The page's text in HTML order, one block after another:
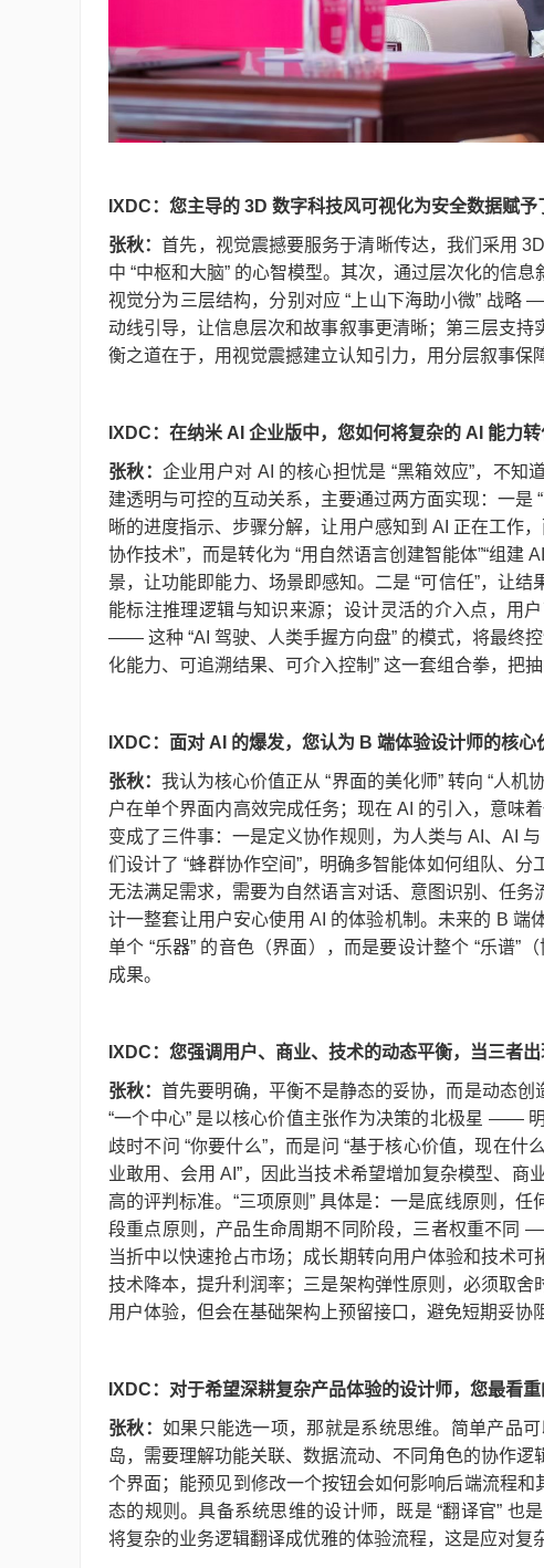
IXDC：您主导的 3D 数字科技风可视化为安全数据赋
张秋：首先，视觉震撼要服务于清晰传达，我们采用
中 “中枢和大脑” 的心智模型。其次，通过层次化的信
视觉分为三层结构，分别对应 “上山下海助小微” 战
动线引导，让信息层次和故事叙事更清晰；第三层支
衡之道在于，用视觉震撼建立认知引力，用分层叙事保
IXDC：在纳米 AI 企业版中，您如何将复杂的 AI 能力
张秋： 企业用户对 AI 的核心担忧是 “黑箱效应”，不知
建透明与可控的互动关系，主要通过两方面实现：一是
晰的进度指示、步骤分解，让用户感知到 AI 正在工作
协作技术”，而是转化为 “用自然语言创建智能体”“组建
景，让功能即能力、场景即感知。二是 “可信任”，让
能标注推理逻辑与知识来源；设计灵活的介入点，用
—— 这种 “AI 驾驶、人类手握方向盘” 的模式，将最终
化能力、可追溯结果、可介入控制” 这一套组合拳，把
IXDC：面对 AI 的爆发，您认为 B 端体验设计师的核心
张秋：我认为核心价值正从 “界面的美化师” 转向 “人
户在单个界面内高效完成任务；现在 AI 的引入，意味
变成了三件事：一是定义协作规则，为人类与 AI、AI
们设计了 “蜂群协作空间”，明确多智能体如何组队、
无法满足需求，需要为自然语言对话、意图识别、任
计一整套让用户安心使用 AI 的体验机制。未来的 B
单个 “乐器” 的音色（界面），而是要设计整个 “乐谱”
成果。
IXDC：您强调用户、商业、技术的动态平衡，当三者
张秋：首先要明确，平衡不是静态的妥协，而是动态创
“一个中心” 是以核心价值主张作为决策的北极星 ——
歧时不问 “你要什么”，而是问 “基于核心价值，现在
业敢用、会用 AI”，因此当技术希望增加复杂模型、
高的评判标准。“三项原则” 具体是：一是底线原则，
段重点原则，产品生命周期不同阶段，三者权重不同
当折中以快速抢占市场；成长期转向用户体验和技术
技术降本，提升利润率；三是架构弹性原则，必须取
用户体验，但会在基础架构上预留接口，避免短期妥协
IXDC：对于希望深耕复杂产品体验的设计师，您最看重
张秋： 如果只能选一项，那就是系统思维。简单产品
岛，需要理解功能关联、数据流动、不同角色的协作
个界面；能预见到修改一个按钮会如何影响后端流程和
态的规则。具备系统思维的设计师，既是 “翻译官” 也
将复杂的业务逻辑翻译成优雅的体验流程，这是应对复杂